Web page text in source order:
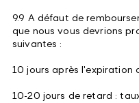
9.9 A défaut de
que nous vous devrions
suivantes :
10 jours après l'expiration
10-20 jours de retard :